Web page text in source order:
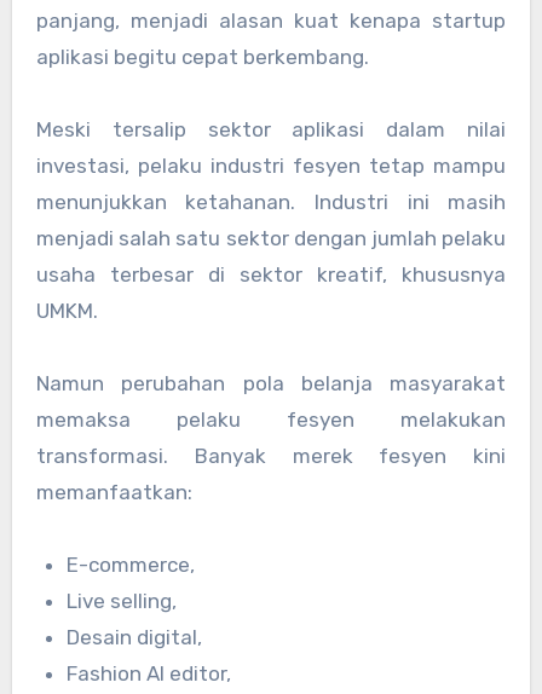
panjang, menjadi alasan kuat kenapa startup
aplikasi begitu cepat berkembang.
Meski tersalip sektor aplikasi dalam nilai
investasi, pelaku industri fesyen tetap mampu
menunjukkan ketahanan. Industri ini masih
menjadi salah satu sektor dengan jumlah pelaku
usaha terbesar di sektor kreatif, khususnya
UMKM.
Namun perubahan pola belanja masyarakat
memaksa pelaku fesyen melakukan
transformasi. Banyak merek fesyen kini
memanfaatkan:
E-commerce,
Live selling,
Desain digital,
Fashion AI editor,